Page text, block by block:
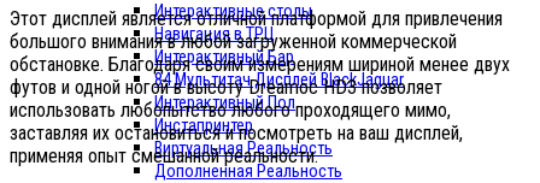
Интерактивные столы
Навигация в ТРЦ
Интерактивный Бар
84 Мультитач Дисплей BlackJaguar
Интерактивный Пол
Инстапринтер
Виртуальная Реальность
Дополненная Реальность
Этот дисплей является отличной платформой для привлечения
большого внимания в любой загруженной коммерческой
обстановке. Благодаря своим измерениям шириной менее двух
футов и одной ногой в высоту Dreamoc HD3 позволяет
использовать любопытство любого проходящего мимо,
заставляя их остановиться и посмотреть на ваш дисплей,
применяя опыт смешанной реальности.